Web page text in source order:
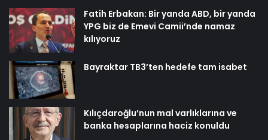
Fatih Erbakan: Bir yanda ABD, bir yanda
YPG biz de Emevi Camii’nde namaz
kılıyoruz
Bayraktar TB3’ten hedefe tam isabet
Kılıçdaroğlu’nun mal varlıklarına ve
banka hesaplarına haciz konuldu